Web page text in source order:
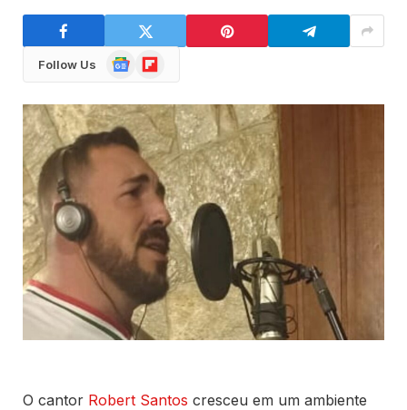
Follow Us
GoogleFlipboard
O cantor Robert Santos cresceu em um ambiente